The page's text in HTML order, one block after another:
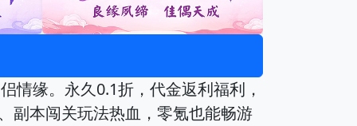
情缘。永久0.1折，代金返利福利，
副本闯关玩法热血，零氪也能畅游